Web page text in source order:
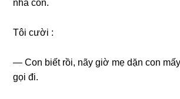
nha con.
Tôi cười :
— Con biết rồi, nãy ɡiờ mẹ dặn con
ɡọi đi.